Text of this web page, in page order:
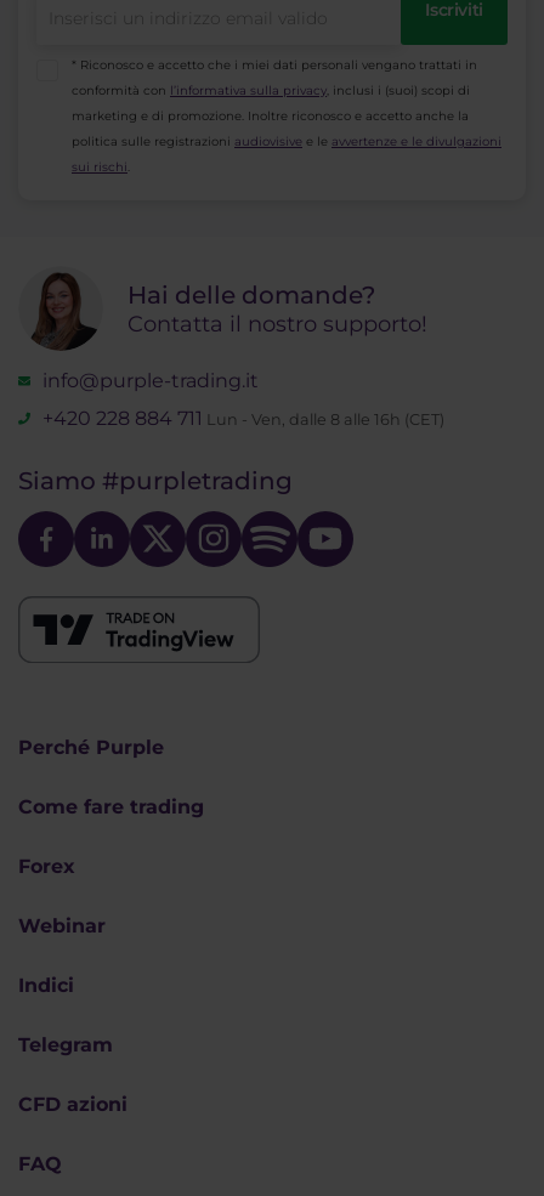
Iscriviti
* Riconosco e accetto che i miei dati personali vengano trattati in
conformità con l’informativa sulla privacy, inclusi i (suoi) scopi di
marketing e di promozione. Inoltre riconosco e accetto anche la
politica sulle registrazioni audiovisive e le avvertenze e le divulgazioni
sui rischi.
Hai delle domande?
Contatta il nostro supporto!
info@purple-trading.it
+420 228 884 711 Lun - Ven, dalle 8 alle 16h (CET)
Siamo #purpletrading
Perché Purple
Come fare trading
Forex
Webinar
Indici
Telegram
CFD azioni
FAQ